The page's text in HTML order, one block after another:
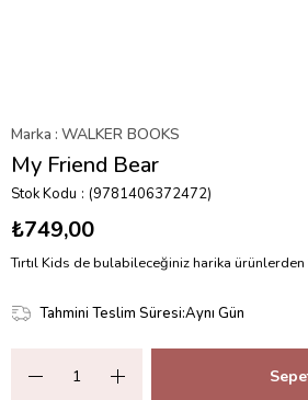
Marka : WALKER BOOKS
My Friend Bear
Stok Kodu (9781406372472)
₺749,00
Tırtıl Kids de bulabileceğiniz harika
Tahmini Teslim Süresi:Aynı Gün